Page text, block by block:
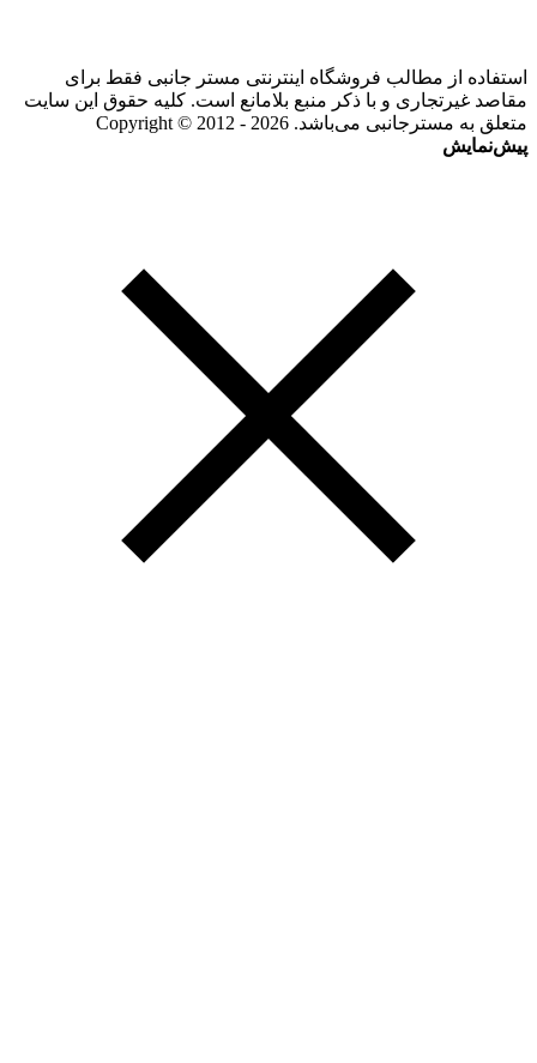
استفاده از مطالب فروشگاه اینترنتی مستر جانبی فقط برای
مقاصد غیرتجاری و با ذکر منبع بلامانع است. کلیه حقوق این سایت
متعلق به مسترجانبی می‌باشد. Copyright © 2012 - 2026
پیش‌نمایش